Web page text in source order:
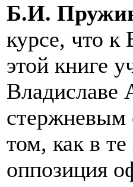
Б.И.
курсе, что
этой книге
Владиславе
стержневым
том, как в
оппозиция